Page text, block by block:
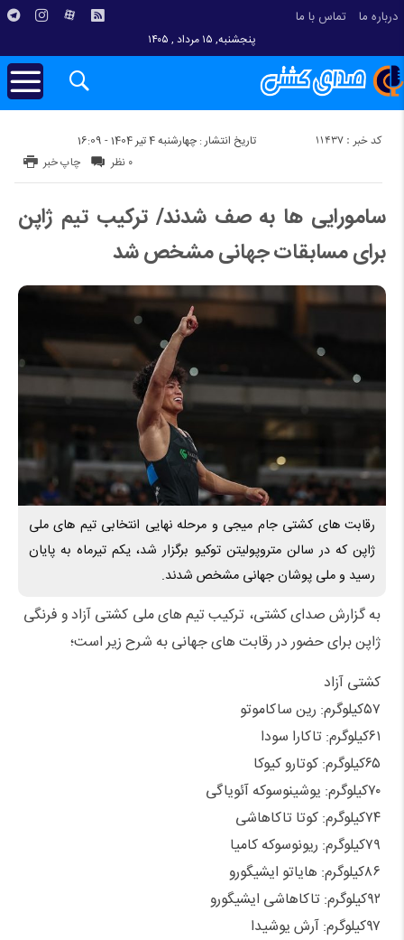
درباره ما تماس با ما
پنجشنبه, ۱۵ مرداد , ۱۴۰۵
تاریخ انتشار : چهارشنبه 4 تیر 1404 - 16:09 کد خبر : 11437
چاپ خبر ۰ نظر
سامورایی ها به صف شدند/ ترکیب تیم ژاپن
برای مسابقات جهانی مشخص شد
رقابت های کشتی جام میجی و مرحله نهایی انتخابی تیم های ملی
ژاپن که در سالن متروپولیتن توکیو برگزار شد، یکم تیرماه به پایان
رسید و ملی پوشان جهانی مشخص شدند.
به گزارش صدای کشتی، ترکیب تیم های ملی کشتی آزاد و فرنگی
ژاپن برای حضور در رقابت های جهانی به شرح زیر است؛
کشتی آزاد
۵۷کیلوگرم: رین ساکاموتو
۶۱کیلوگرم: تاکارا سودا
۶۵کیلوگرم: کوتارو کیوکا
۷۰کیلوگرم: یوشینوسوکه آئویاگی
۷۴کیلوگرم: کوتا تاکاهاشی
۷۹کیلوگرم: ریونوسوکه کامیا
۸۶کیلوگرم: هایاتو ایشیگورو
۹۲کیلوگرم: تاکاهاشی ایشیگورو
۹۷کیلوگرم: آرش یوشیدا